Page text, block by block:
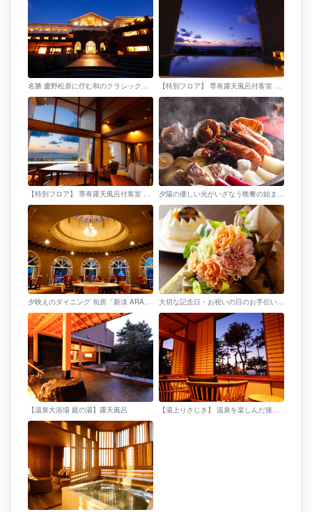
名勝 慶野松原に佇む和のクラシックリゾート「あわじ浜離宮」 【特別フロア】 専有露天風呂付客室 TypeH （露天風呂）
【特別フロア】 専有露天風呂付客室 TypeH 夕陽の優しい光がいざなう晩餐の始まり。（お料理イメージ）
夕映えのダイニング 旬房「新淡 ARATAN」 大切な記念日・お祝いの日のお手伝い。記念日ケーキやブーケなどうれしい特典がいっぱい(写真はイメージ)
【温泉大浴場 庭の湯】露天風呂 【湯上りさじき】 温泉を楽しんだ後は、ほぐれた身体を休める湯上り処へ。